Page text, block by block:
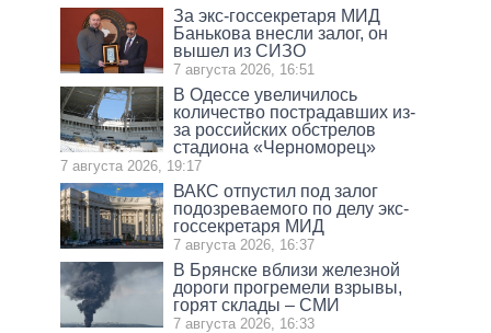
За экс-госсекретаря МИД
Банькова внесли залог, он
вышел из СИЗО
7 августа 2026, 16:51
В Одессе увеличилось
количество пострадавших из-
за российских обстрелов
стадиона «Черноморец»
7 августа 2026, 19:17
ВАКС отпустил под залог
подозреваемого по делу экс-
госсекретаря МИД
7 августа 2026, 16:37
В Брянске вблизи железной
дороги прогремели взрывы,
горят склады – СМИ
7 августа 2026, 16:33